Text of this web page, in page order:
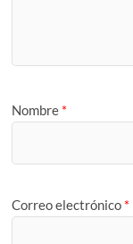
Nombre *
Correo electrónico *